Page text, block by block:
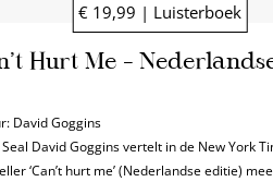
€ 19,99 | Luisterboek
Hurt Me –
David Goggins
Seal David Goggins vertelt in de New York
‘Can’t hurt me’ (Nederlandse editie)